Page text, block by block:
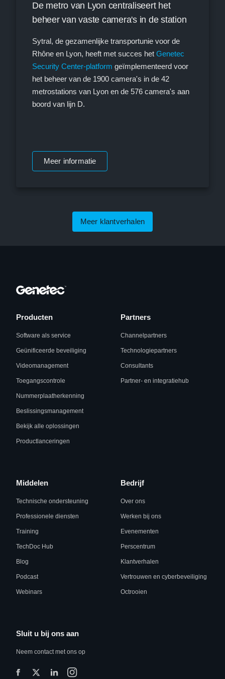
De metro van Lyon centraliseert het
beheer van vaste camera's in de station
Sytral, de gezamenlijke transportunie voor de
Rhône en Lyon, heeft met succes het Genetec
Security Center-platform geïmplementeerd voor
het beheer van de 1900 camera's in de 42
metrostations van Lyon en de 576 camera's aan
boord van lijn D.
Meer informatie
Meer klantverhalen
Producten
Software als service
Geünificeerde beveiliging
Videomanagement
Toegangscontrole
Nummerplaatherkenning
Beslissingsmanagement
Bekijk alle oplossingen
Productlanceringen
Partners
Channelpartners
Technologiepartners
Consultants
Partner- en integratiehub
Middelen
Technische ondersteuning
Professionele diensten
Training
TechDoc Hub
Blog
Podcast
Webinars
Bedrijf
Over ons
Werken bij ons
Evenementen
Perscentrum
Klantverhalen
Vertrouwen en cyberbeveiliging
Octrooien
Sluit u bij ons aan
Neem contact met ons op